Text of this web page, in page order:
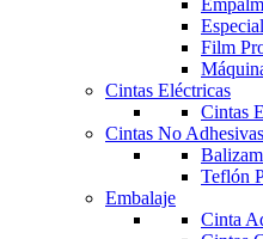
Film
Cintas Eléctricas
Cintas
Cintas No Adhesivas
Teflón
Embalaje
Cinta